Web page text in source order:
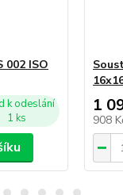
002 ISO
k odeslání
1 ks
1
908